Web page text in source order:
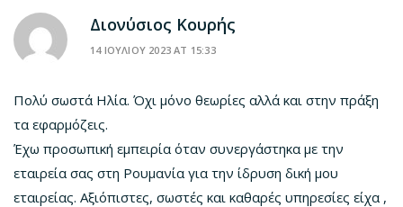
Διονύσιος Κουρής
14 ΙΟΥΛΙΟΥ 2023 AT 15:33
Πολύ σωστά Ηλία. Όχι μόνο θεωρίες αλλά και στην πράξη
τα εφαρμόζεις.
Έχω προσωπική εμπειρία όταν συνεργάστηκα με την
εταιρεία σας στη Ρουμανία για την ίδρυση δική μου
εταιρείας. Αξιόπιστες, σωστές και καθαρές υπηρεσίες είχα ,